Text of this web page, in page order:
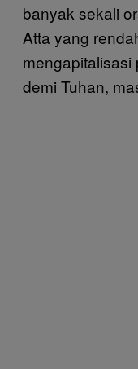
banyak sekali
Atta yang
demi Tuhan,